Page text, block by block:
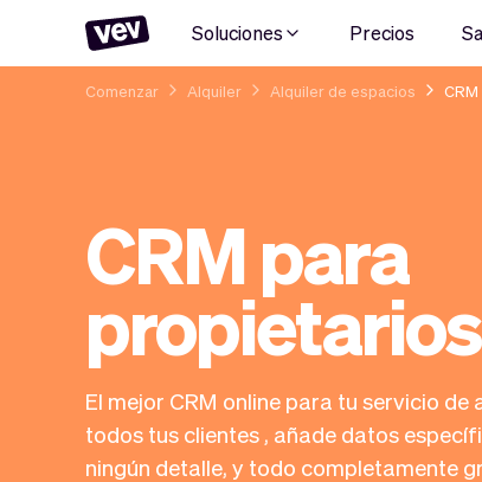
Soluciones Precios
Comenzar Alquiler Alquiler de espacios
CRM para
propietarios
El mejor CRM online para tu servicio de
todos tus clientes , añade datos
ningún detalle, y todo completamente